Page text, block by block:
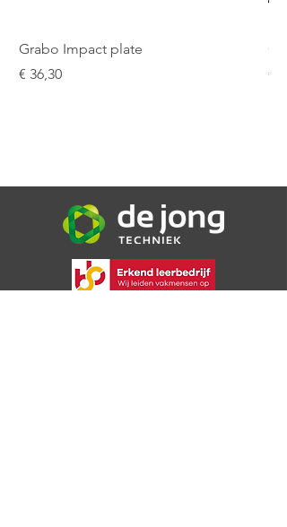
Grabo Impact plate
Prijs
€ 36,30
Prijs
€